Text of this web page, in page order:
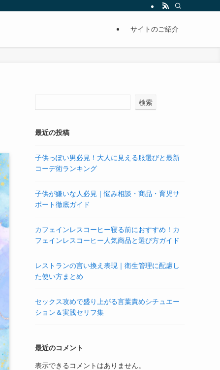
サイトのご紹介
検索
最近の投稿
子供っぽい男必見！大人に見える服選びと最新
コーデ術ランキング
子供が嫌いな人必見｜悩み相談・商品・育児サ
ポート徹底ガイド
カフェインレスコーヒー寝る前におすすめ！カ
フェインレスコーヒー人気商品と選び方ガイド
レストランの言い換え表現｜衛生管理に配慮し
た使い方まとめ
セックス攻めで盛り上がる言葉責めシチュエー
ション＆実践セリフ集
最近のコメント
表示できるコメントはありません。